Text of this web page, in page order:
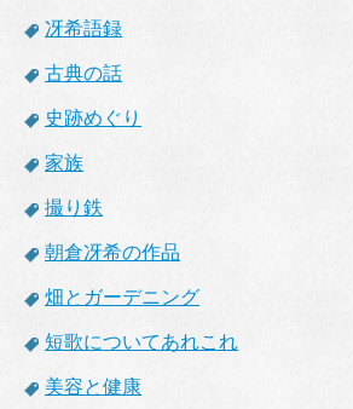
冴希語録
古典の話
史跡めぐり
家族
撮り鉄
朝倉冴希の作品
畑とガーデニング
短歌についてあれこれ
美容と健康